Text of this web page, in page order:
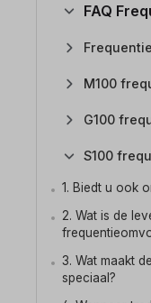
FAQ
M100
G100
S100
1. Biedt u ook
2. Wat is de
3. Wat maakt
speciaal?